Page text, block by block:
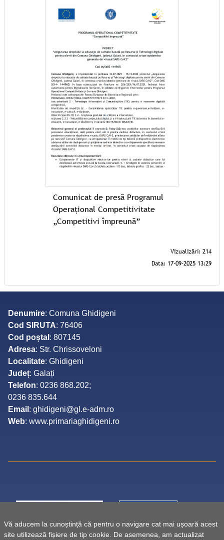
Vă aducem la cunoștință că pentru o navigare cat mai ușoară acest
site utilizează fișiere de tip cookie. De asemenea, am actualizat
Comunicat de presă Programul
Operațional Competitivitate
„Competitivi împreună”
Denumire: Comuna Ghidigeni
Cod SIRUTA: 76406
Cod poștal : 807145
Adresa: Str. Chrissoveloni
Localitate: Ghidigeni
Județ: Galați
Telefon: 0236 868.202;
0236 835.644
Email : ghidigeni@gl.e-adm.ro
Web: www.primariaghidigeni.ro